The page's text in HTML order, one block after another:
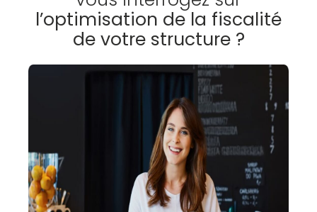
l’optimisation de la fiscalité
de votre structure ?